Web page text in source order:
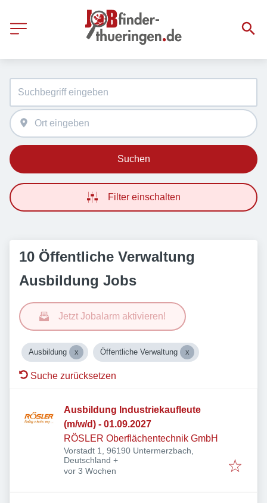
Suchen
Filter einschalten
10 Öffentliche Verwaltung
Ausbildung Jobs
Jetzt Jobalarm aktivieren!
Ausbildung Öffentliche Verwaltung
Suche zurücksetzen
Ausbildung Industriekaufleute
(m/w/d) - 01.09.2027
RÖSLER Oberflächentechnik GmbH
Vorstadt 1, 96190 Untermerzbach,
Deutschland +
Veröffentlicht:
vor 3 Wochen